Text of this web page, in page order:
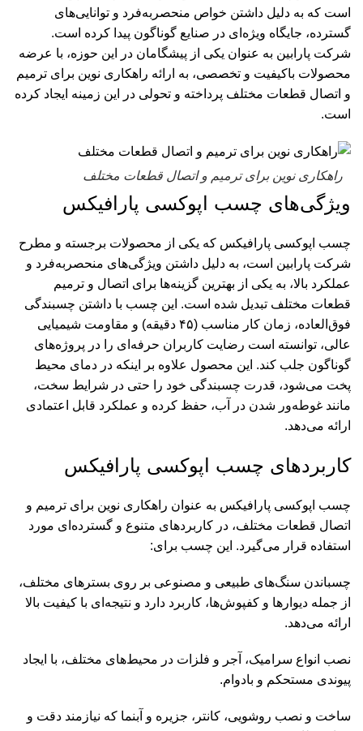
است که به دلیل داشتن خواص منحصربه‌فرد و توانایی‌های
گسترده، جایگاه ویژه‌ای در صنایع گوناگون پیدا کرده است.
شرکت پارابین به عنوان یکی از پیشگامان در این حوزه، با عرضه
محصولات باکیفیت و تخصصی، به ارائه راهکاری نوین برای ترمیم
و اتصال قطعات مختلف پرداخته و تحولی در این زمینه ایجاد کرده
است.
راهکاری نوین برای ترمیم و اتصال قطعات مختلف
ویژگی‌های چسب اپوکسی پارافیکس
چسب اپوکسی پارافیکس که یکی از محصولات برجسته و مطرح
شرکت پارابین است، به دلیل داشتن ویژگی‌های منحصربه‌فرد و
عملکرد بالا، به یکی از بهترین گزینه‌ها برای اتصال و ترمیم
قطعات مختلف تبدیل شده است. این چسب با داشتن چسبندگی
فوق‌العاده، زمان کار مناسب (۴۵ دقیقه) و مقاومت شیمیایی
عالی، توانسته است رضایت کاربران حرفه‌ای را در پروژه‌های
گوناگون جلب کند. این محصول علاوه بر اینکه در دمای محیط
پخت می‌شود، قدرت چسبندگی خود را حتی در شرایط سخت،
مانند غوطه‌ور شدن در آب، حفظ کرده و عملکرد قابل اعتمادی
ارائه می‌دهد.
کاربردهای چسب اپوکسی پارافیکس
چسب اپوکسی پارافیکس به عنوان راهکاری نوین برای ترمیم و
اتصال قطعات مختلف، در کاربردهای متنوع و گسترده‌ای مورد
استفاده قرار می‌گیرد. این چسب برای:
چسباندن سنگ‌های طبیعی و مصنوعی بر روی بسترهای مختلف،
از جمله دیوارها و کفپوش‌ها، کاربرد دارد و نتیجه‌ای با کیفیت بالا
ارائه می‌دهد.
نصب انواع سرامیک، آجر و فلزات در محیط‌های مختلف، با ایجاد
پیوندی مستحکم و بادوام.
ساخت و نصب روشویی، کانتر، جزیره و آبنما که نیازمند دقت و